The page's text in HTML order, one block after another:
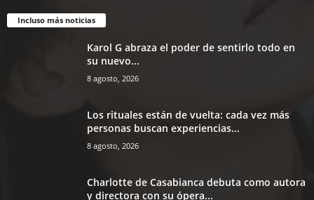
Incluso más noticias
Karol G abraza el poder de sentirlo todo en
su nuevo...
8 agosto, 2026
Los rituales están de vuelta: cada vez más
personas buscan experiencias...
8 agosto, 2026
Charlotte de Casabianca debuta como autora
y directora con su ópera...